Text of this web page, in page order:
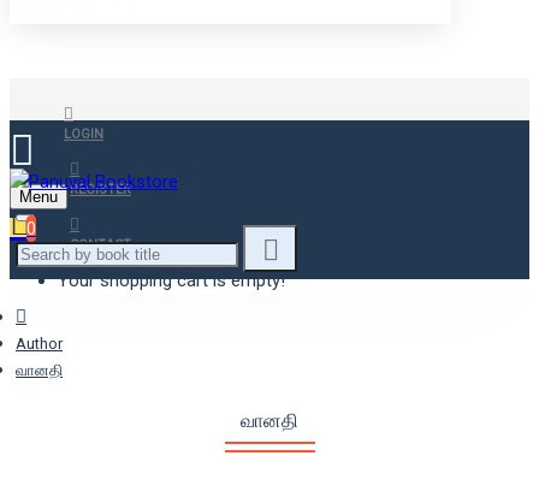
LOGIN
REGISTER
CONTACT
Menu
0
Your shopping cart is empty!
Author
வானதி
வானதி